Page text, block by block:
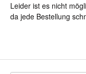
Leider ist es nicht
da jede Bestellung